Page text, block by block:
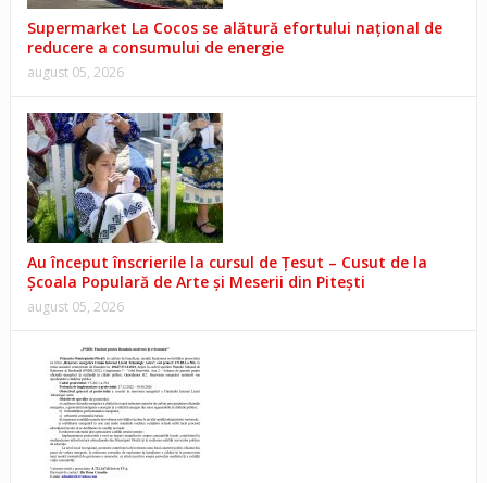
Supermarket La Cocos se alătură efortului național de
reducere a consumului de energie
august 05, 2026
Au început înscrierile la cursul de Țesut – Cusut de la
Școala Populară de Arte și Meserii din Pitești
august 05, 2026